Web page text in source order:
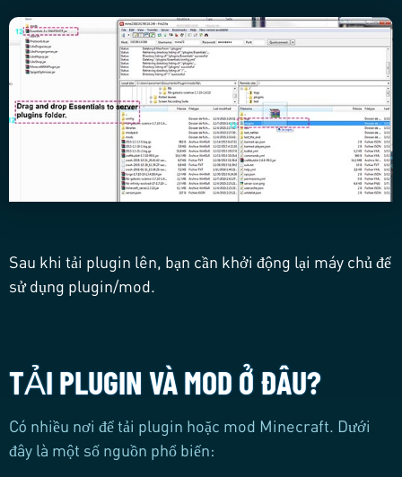
Sau khi tải plugin lên, bạn cần khởi động lại máy chủ để
sử dụng plugin/mod.
TẢI PLUGIN VÀ MOD Ở ĐÂU?
Có nhiều nơi để tải plugin hoặc mod Minecraft. Dưới
đây là một số nguồn phổ biến: